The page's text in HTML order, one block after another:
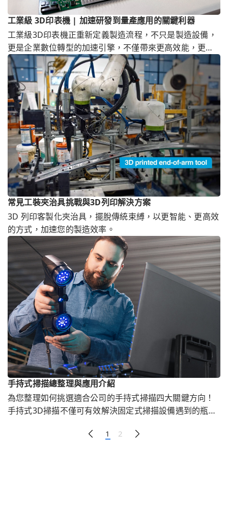
工業級 3D印表機 | 加速研發到量產應用的關鍵利器
工業級3D印表機正重新定義製造流程，不只是製造設備，
更是企業數位轉型的加速引擎，不僅帶來更高效能，更能
提升市場競爭力。
常見工裝夾治具挑戰與3D列印解決方案
3D 列印客製化夾治具，擺脫傳統束縛，以更智能、更高效
的方式，加速您的製造效率。
手持式掃描總整理與應用介紹
為您整理如何挑選適合公司的手持式掃描四大關鍵方向！
手持式3D掃描不僅可有效解決固定式掃描設備遇到的瓶
1 2